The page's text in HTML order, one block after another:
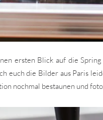
ersten Blick auf die
euch die Bilder aus Paris
nochmal bestaunen und